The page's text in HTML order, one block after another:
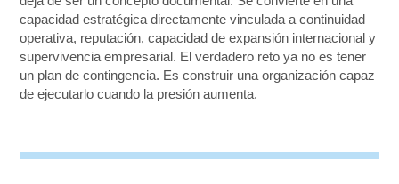
capacidad estratégica directamente vinculada a continuidad
operativa, reputación, capacidad de expansión internacional y
supervivencia empresarial. El verdadero reto ya no es tener
un plan de contingencia. Es construir una organización capaz
de ejecutarlo cuando la presión aumenta.